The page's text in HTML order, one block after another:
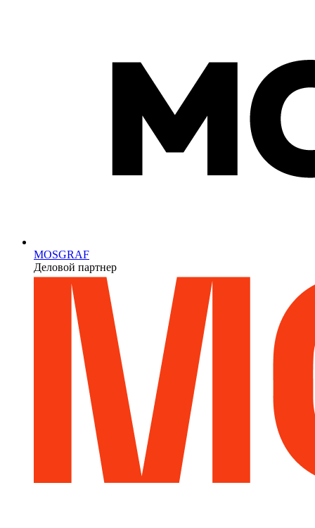
MOSGRAF
Деловой партнер